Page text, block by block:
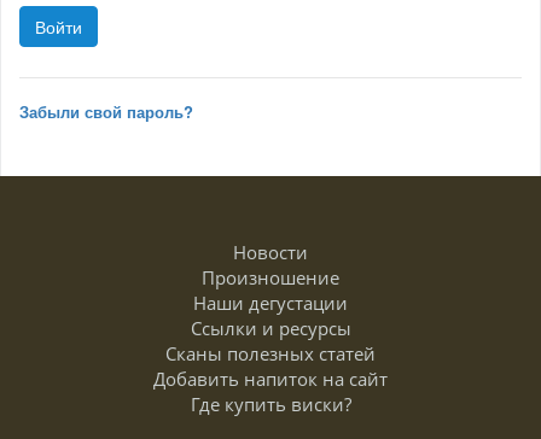
Забыли свой пароль?
Новости
Произношение
Наши дегустации
Ссылки и ресурсы
Сканы полезных статей
Добавить напиток на сайт
Где купить виски?